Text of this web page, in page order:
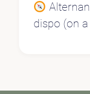
dispo (on